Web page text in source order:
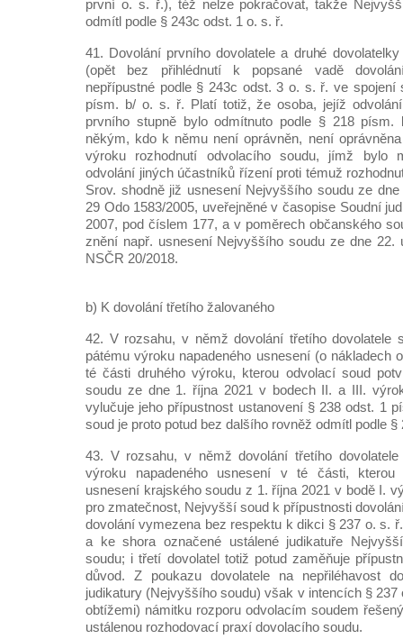
první o. s. ř.), též nelze pokračovat, takže
odmítl podle § 243c odst. 1 o. s. ř.
41. Dovolání prvního dovolatele a druhé
(opět bez přihlédnutí k popsané vadě
nepřípustné podle § 243c odst. 3 o. s. ř. ve
písm. b/ o. s. ř. Platí totiž, že osoba, jejíž
prvního stupně bylo odmítnuto podle § 218
někým, kdo k němu není oprávněn, není
výroku rozhodnutí odvolacího soudu, jímž bylo
odvolání jiných účastníků řízení proti témuž
Srov. shodně již usnesení Nejvyššího soudu ze
29 Odo 1583/2005, uveřejněné v časopise Soudní
2007, pod číslem 177, a v poměrech občanského
znění např. usnesení Nejvyššího soudu ze dne 22.
NSČR 20/2018.
b) K dovolání třetího žalovaného
42. V rozsahu, v němž dovolání třetího dovolatele
pátému výroku napadeného usnesení (o nákladech
té části druhého výroku, kterou odvolací soud
soudu ze dne 1. října 2021 v bodech II. a III.
vylučuje jeho přípustnost ustanovení § 238 odst. 1
soud je proto potud bez dalšího rovněž odmítl podle §
43. V rozsahu, v němž dovolání třetího
výroku napadeného usnesení v té části, kterou
usnesení krajského soudu z 1. října 2021 v bodě I.
pro zmatečnost, Nejvyšší soud k přípustnosti
dovolání vymezena bez respektu k dikci § 237 o. s.
a ke shora označené ustálené judikatuře
soudu; i třetí dovolatel totiž potud zaměňuje
důvod. Z poukazu dovolatele na nepřiléhavost
judikatury (Nejvyššího soudu) však v intencích §
obtížemi) námitku rozporu odvolacím soudem
ustálenou rozhodovací praxí dovolacího soudu.